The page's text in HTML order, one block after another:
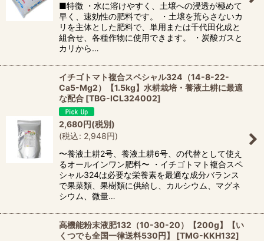
■特徴 ・水に溶けやすく、土壌への浸透が極めて
早く、速効性の肥料です。 ・土壌を荒らさないカ
リを主体とした肥料で、単用または千代田化成と
組合せ、各種作物に使用できます。 ・炭酸ガスと
カリから…
イチゴトマト複合スペシャル324（14-8-22-
Ca5-Mg2）【1.5kg】水耕栽培・養液土耕に最適
な配合 [TBG-ICL324002]
2,680円(税別)
(税込: 2,948円)
〜養液土耕2号、養液土耕6号、の代替として使え
るオールインワン肥料〜 ・イチゴトマト複合スペ
シャル324は必要な栄養素を最適な成分バランス
で果菜類、果樹類に供給し、カルシウム、マグネ
シウム、微量…
高機能粉末液肥132（10-30-20）【200g】【い
くつでも全国一律送料530円】
[TMG-KKH132]